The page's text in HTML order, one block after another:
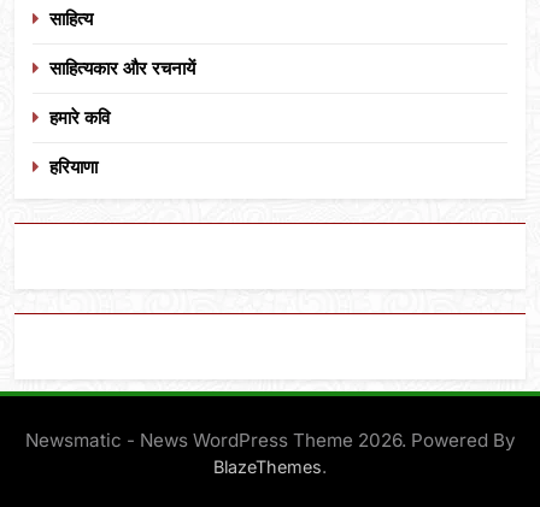
साहित्य
साहित्यकार और रचनायें
हमारे कवि
हरियाणा
Newsmatic - News WordPress Theme 2026. Powered By
BlazeThemes.